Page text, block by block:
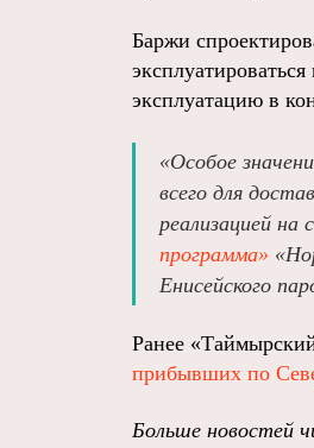
Баржи
эксплуатацию в
«Особое
всего для
реализацией на
программа»
Енисейского
Ранее
прибывших по
Больше новостей